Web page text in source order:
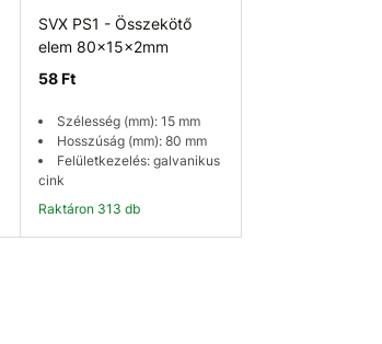
SVX PS1 - Összekötő
elem 80x15x2mm
58 Ft
Szélesség (mm): 15 mm
Hosszúság (mm): 80 mm
Felületkezelés: galvanikus
cink
Raktáron 313 db